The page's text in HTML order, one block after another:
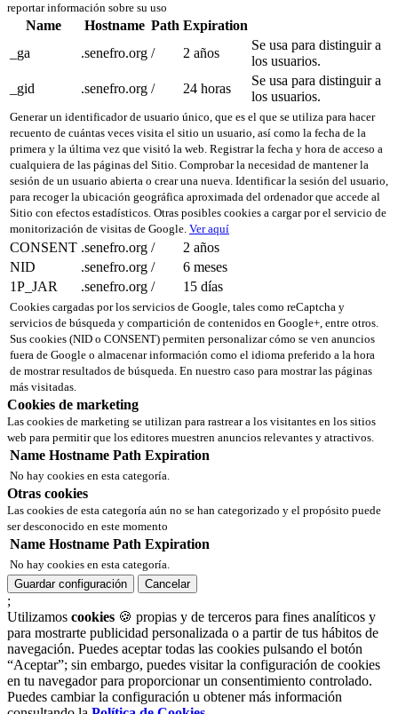
reportar información sobre su uso
Name Hostname Path Expiration
_ga
.senefro.org / 2 años
Se usa para distinguir a
los usuarios.
_gid
.senefro.org / 24 horas
Se usa para distinguir a
los usuarios.
Generar un identificador de usuario único, que es el que se utiliza para hacer
recuento de cuántas veces visita el sitio un usuario, así como la fecha de la
primera y la última vez que visitó la web. Registrar la fecha y hora de acceso a
cualquiera de las páginas del Sitio. Comprobar la necesidad de mantener la
sesión de un usuario abierta o crear una nueva. Identificar la sesión del usuario,
para recoger la ubicación geográfica aproximada del ordenador que accede al
Sitio con efectos estadísticos. Otras posibles cookies a cargar por el servicio de
monitorización de visitas de Google. Ver aquí
CONSENT .senefro.org /
2 años
NID
.senefro.org /
6 meses
1P_JAR
.senefro.org / 15 días
Cookies cargadas por los servicios de Google, tales como reCaptcha y
servicios de búsqueda y compartición de contenidos en Google+, entre otros.
Sus cookies (NID o CONSENT) permiten personalizar cómo se ven anuncios
fuera de Google o almacenar información como el idioma preferido a la hora
de mostrar resultados de búsqueda. En nuestro caso para mostrar las páginas
más visitadas.
Cookies de marketing
Las cookies de marketing se utilizan para rastrear a los visitantes en los sitios
web para permitir que los editores muestren anuncios relevantes y atractivos.
Name Hostname Path Expiration
No hay cookies en esta categoría.
Otras cookies
Las cookies de esta categoría aún no se han categorizado y el propósito puede
ser desconocido en este momento
Name Hostname Path Expiration
No hay cookies en esta categoría.
Guardar configuración
Cancelar
;
Utilizamos cookies 🍪 propias y de terceros para fines analíticos y
para mostrarte publicidad personalizada o a partir de tus hábitos de
navegación. Puedes aceptar todas las cookies pulsando el botón
“Aceptar”; sin embargo, puedes visitar la configuración de cookies
en tu navegador para proporcionar un consentimiento controlado.
Puedes cambiar la configuración u obtener más información